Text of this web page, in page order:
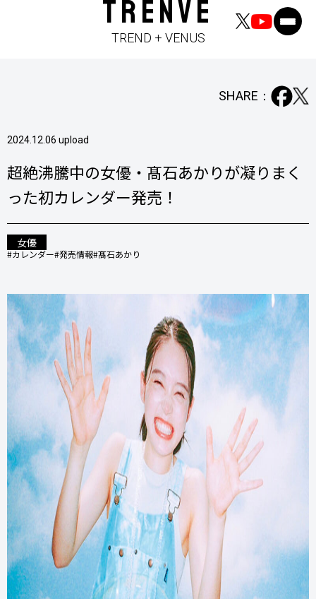
TRENVE
TREND + VENUS
2024.12.06 upload
SHARE：
超絶沸騰中の女優・髙石あかりが凝りまく
った初カレンダー発売！
女優
#カレンダー#発売情報#髙石あかり